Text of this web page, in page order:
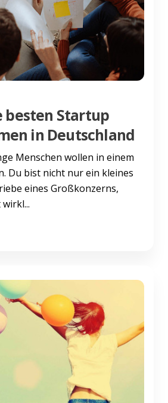
besten Startup
in Deutschland
Menschen wollen in einem
Du bist nicht nur ein kleines
eines Großkonzerns,